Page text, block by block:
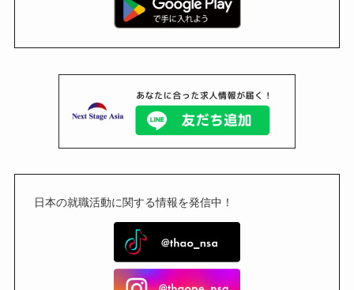
日本の就職活動に関する情報を発信中！